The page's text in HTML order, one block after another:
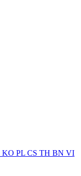
KO PL CS TH BN VI